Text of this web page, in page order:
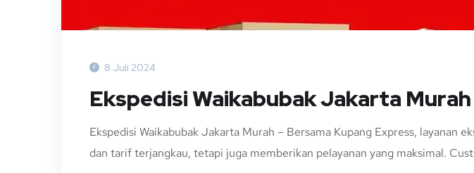
8 Juli 2024
Ekspedisi Waikabubak Jakarta Murah
Ekspedisi Waikabubak Jakarta Murah – Bersama Kupang Express, layanan
dan tarif terjangkau, tetapi juga memberikan pelayanan yang maksimal.